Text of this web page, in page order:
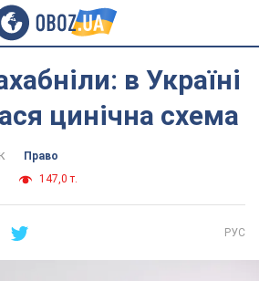
в Україні
цинічна схема
Право
147,0 т.
РУС